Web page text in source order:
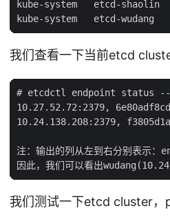
kube-system   etcd-
我们查看一下当前etcd
# etcdctl endpoint status --
10.27.52.72:2379,
10.24.138.208:2379,
注：输出的列从左到右分别
我们测试一下etcd cluster，